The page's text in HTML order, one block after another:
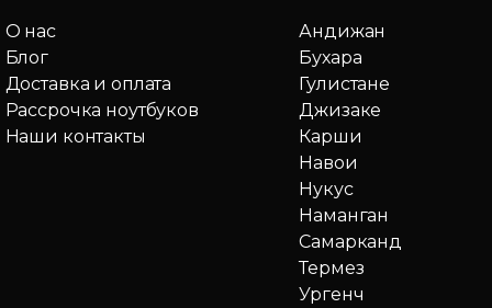
О нас
Блог
Доставка и оплата
Рассрочка ноутбуков
Наши контакты
Андижан
Бухара
Гулистане
Джизаке
Карши
Навои
Нукус
Наманган
Самарканд
Термез
Ургенч